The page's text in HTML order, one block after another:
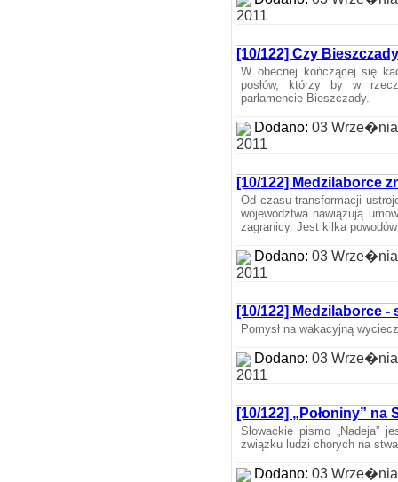
2011
[10/122] Czy
W obecnej kończącej się
posłów, którzy by w
parlamencie Bieszczady.
Dodano: 03 Wrze�nia
2011
[10/122] Medzilaborce
Od czasu transformacji
województwa nawiązują
zagranicy. Jest kilka
Dodano: 03 Wrze�nia
2011
[10/122] Medzilaborce
Pomysł na wakacyjną
Dodano: 03 Wrze�nia
2011
[10/122] „Połoniny” na
Słowackie pismo „Nadeja”
związku ludzi chorych na
Dodano: 03 Wrze�nia